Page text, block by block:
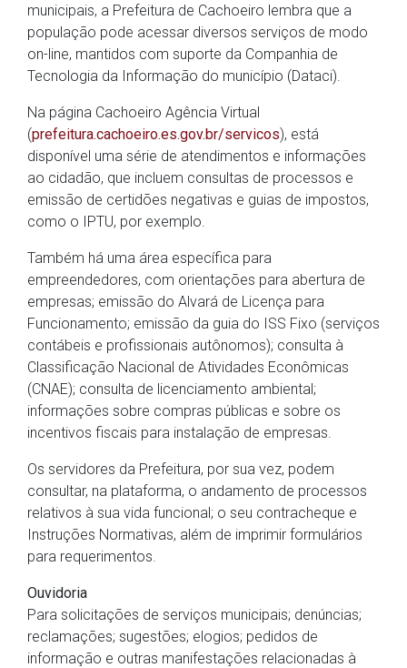
municipais, a Prefeitura de Cachoeiro lembra que a
população pode acessar diversos serviços de modo
on-line, mantidos com suporte da Companhia de
Tecnologia da Informação do município (Dataci).
Na página Cachoeiro Agência Virtual
(prefeitura.cachoeiro.es.gov.br/servicos), está
disponível uma série de atendimentos e informações
ao cidadão, que incluem consultas de processos e
emissão de certidões negativas e guias de impostos,
como o IPTU, por exemplo.
Também há uma área específica para
empreendedores, com orientações para abertura de
empresas; emissão do Alvará de Licença para
Funcionamento; emissão da guia do ISS Fixo (serviços
contábeis e profissionais autônomos); consulta à
Classificação Nacional de Atividades Econômicas
(CNAE); consulta de licenciamento ambiental;
informações sobre compras públicas e sobre os
incentivos fiscais para instalação de empresas.
Os servidores da Prefeitura, por sua vez, podem
consultar, na plataforma, o andamento de processos
relativos à sua vida funcional; o seu contracheque e
Instruções Normativas, além de imprimir formulários
para requerimentos.
Ouvidoria
Para solicitações de serviços municipais; denúncias;
reclamações; sugestões; elogios; pedidos de
informação e outras manifestações relacionadas à